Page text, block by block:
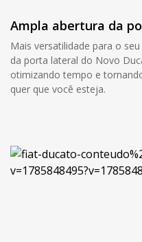
Ampla abertura da
Mais versatilidade para o
da porta lateral do Novo
otimizando tempo e
quer que você esteja.